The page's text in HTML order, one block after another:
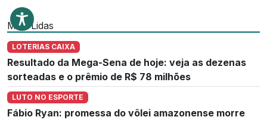
Mais Lidas
LOTERIAS CAIXA
Resultado da Mega-Sena de hoje: veja as dezenas
sorteadas e o prêmio de R$ 78 milhões
LUTO NO ESPORTE
Fábio Ryan: promessa do vôlei amazonense morre